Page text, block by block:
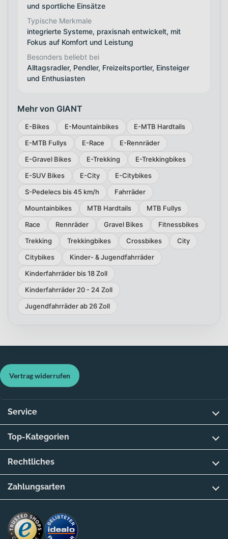
und sportliche Einsätze
Typische Merkmale
integrierte Systeme, praxisnah entwickelt, mit
Fokus auf Komfort und Leistung
Besonders beliebt bei
Alltagsradler, Pendler, Freizeitsportler, Einsteiger
und Enthusiasten
Mehr von GIANT
E-Bikes E-Mountainbikes
E-MTB Hardtails
E-MTB Fullys
E-Race
E-Rennräder
E-Gravel Bikes
E-Trekking
E-Trekkingbikes
E-SUV Bikes
E-City
E-Citybikes
S-Pedelecs bis 45 km/h
Fahrräder
Mountainbikes
MTB Hardtails
MTB Fullys
Race
Rennräder Gravel Bikes
Fitnessbikes
Trekking
Trekkingbikes Crossbikes
City
Citybikes
Kinder- & Jugendfahrräder
Kinderfahrräder bis 18 Zoll
Kinderfahrräder 20 - 24 Zoll
Jugendfahrräder ab 26 Zoll
Vertrag widerrufen
Service
Top-Kategorien
Rechtliches
Zahlungsarten